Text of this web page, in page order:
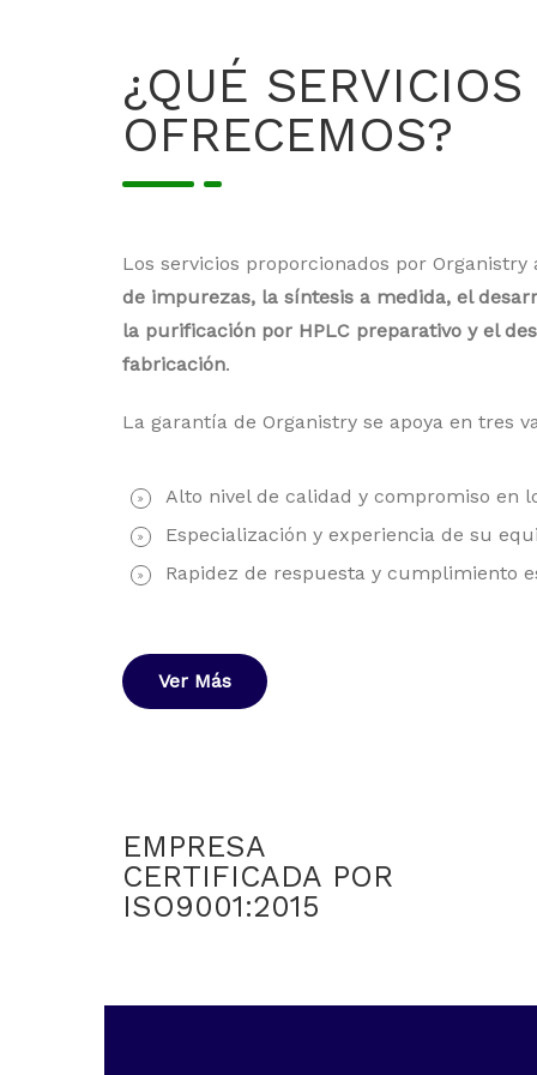
¿QUÉ SERVICIOS
OFRECEMOS?
Los servicios proporcionados por
de impurezas, la síntesis a medida, el
la purificación por HPLC preparativo y el
fabricación.
La garantía de Organistry se apoya en tres
Alto nivel de calidad y compromiso en
Especialización y experiencia de su
Rapidez de respuesta y cumplimiento
Ver Más
EMPRESA
CERTIFICADA POR
ISO9001:2015